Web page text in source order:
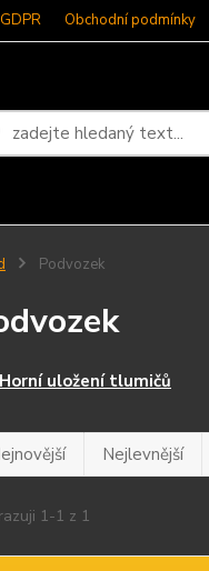
Obchodní podmínky
Podvozek
Horní uložení tlumičů
Nejlevnější
1-1 z 1